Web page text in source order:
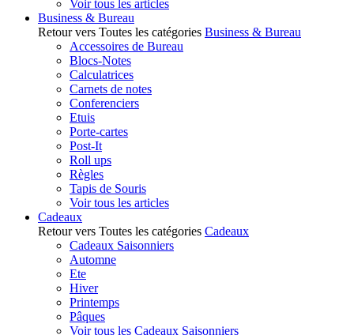
Voir tous les articles
Business & Bureau
Retour vers Toutes les catégories Business & Bureau
Accessoires de Bureau
Blocs-Notes
Calculatrices
Carnets de notes
Conferenciers
Etuis
Porte-cartes
Post-It
Roll ups
Règles
Tapis de Souris
Voir tous les articles
Cadeaux
Retour vers Toutes les catégories Cadeaux
Cadeaux Saisonniers
Automne
Ete
Hiver
Printemps
Pâques
Voir tous les Cadeaux Saisonniers